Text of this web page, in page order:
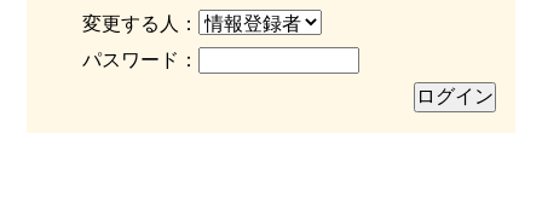
変更する人：
パスワード：